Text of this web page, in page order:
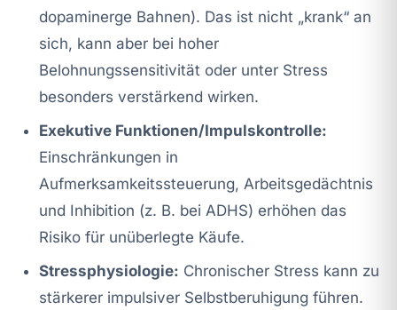
dopaminerge Bahnen). Das ist nicht „krank“ an
sich, kann aber bei hoher
Belohnungssensitivität oder unter Stress
besonders verstärkend wirken.
Exekutive Funktionen/Impulskontrolle:
Einschränkungen in
Aufmerksamkeitssteuerung, Arbeitsgedächtnis
und Inhibition (z. B. bei ADHS) erhöhen das
Risiko für unüberlegte Käufe.
Stressphysiologie: Chronischer Stress kann zu
stärkerer impulsiver Selbstberuhigung führen.